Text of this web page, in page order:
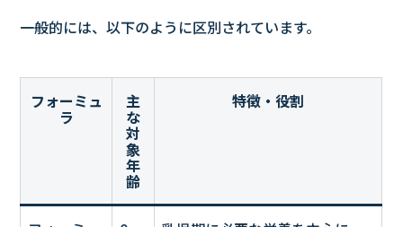
一般的には、以下のように区別されています。
フォーミュ
ラ
主
な
対
象
年
齢
特徴・役割